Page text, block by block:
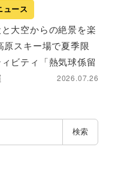
ュース
と大空からの絶景を楽
原スキー場で夏季限
ビティ「熱気球係留
2026.07.26
検索